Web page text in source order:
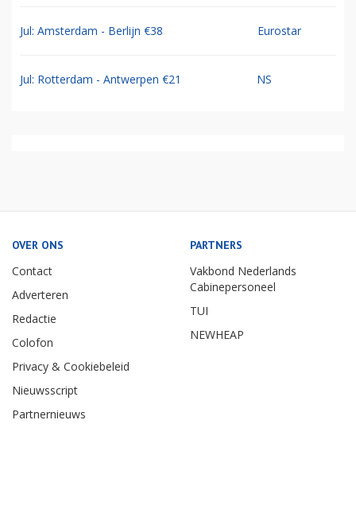
Jul: Amsterdam - Berlijn €38 Eurostar
Jul: Rotterdam - Antwerpen €21 NS
OVER ONS
Contact
Adverteren
Redactie
Colofon
Privacy & Cookiebeleid
Nieuwsscript
Partnernieuws
PARTNERS
Vakbond Nederlands
Cabinepersoneel
TUI
NEWHEAP